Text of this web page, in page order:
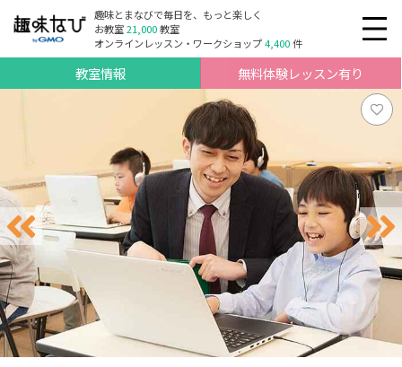
趣味とまなびで毎日を、もっと楽しく
お教室21,000教室
オンラインレッスン・ワークショップ4,400件
教室情報 無料体験レッスン有り